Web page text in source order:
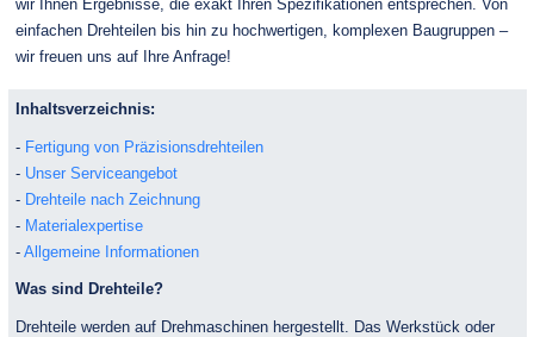
wir Ihnen Ergebnisse, die exakt Ihren Spezifikationen entsprechen. Von
einfachen Drehteilen bis hin zu hochwertigen, komplexen Baugruppen –
wir freuen uns auf Ihre Anfrage!
Inhaltsverzeichnis:
- Fertigung von Präzisionsdrehteilen
- Unser Serviceangebot
- Drehteile nach Zeichnung
- Materialexpertise
- Allgemeine Informationen
Was sind Drehteile?
Drehteile werden auf Drehmaschinen hergestellt. Das Werkstück oder